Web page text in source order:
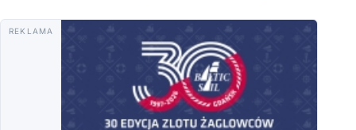
REKLAMA